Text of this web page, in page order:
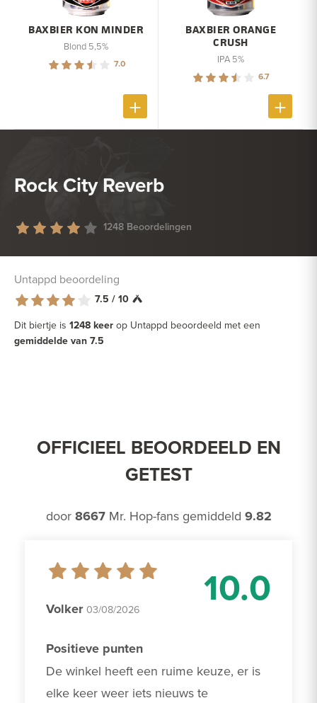
BAXBIER KON MINDER
Blond 5,5%
7.0
BAXBIER ORANGE
CRUSH
IPA 5%
6.7
Rock City Reverb
1248 Beoordelingen
Untappd beoordeling
7.5 / 10
Dit biertje is 1248 keer op Untappd beoordeeld met een
gemiddelde van 7.5
OFFICIEEL BEOORDEELD EN
GETEST
door 8667Mr. Hop-fans gemiddeld 9.82
10.0
Volker 03/08/2026
Positieve punten
De winkel heeft een ruime keuze, er is
elke keer weer iets nieuws te